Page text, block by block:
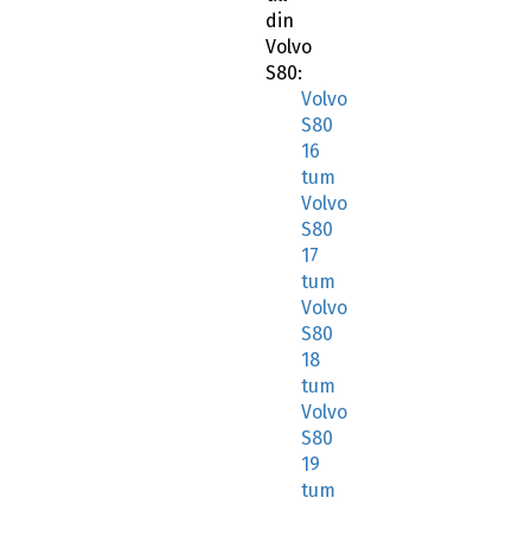
din
Volvo
S80:
Volvo
S80
16
tum
Volvo
S80
17
tum
Volvo
S80
18
tum
Volvo
S80
19
tum